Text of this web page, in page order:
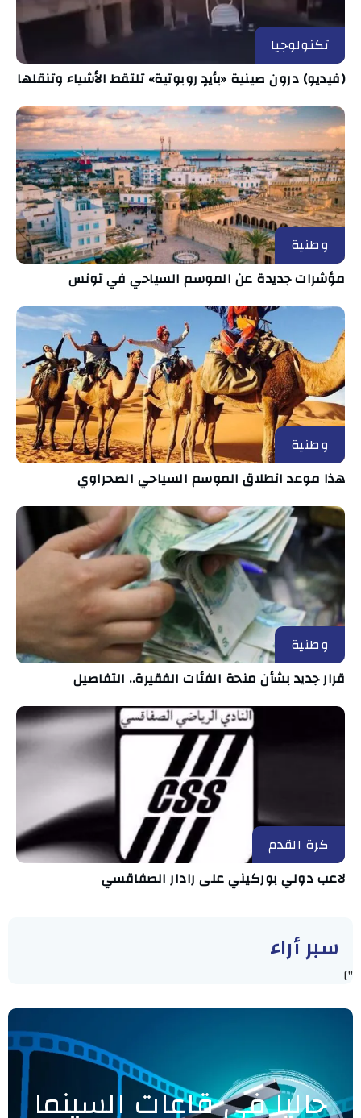
تكنولوجيا
(فيديو) درون صينية «بأيدٍ روبوتية» تلتقط الأشياء وتنقلها
وطنية
مؤشرات جديدة عن الموسم السياحي في تونس
وطنية
هذا موعد انطلاق الموسم السياحي الصحراوي
وطنية
قرار جديد بشأن منحة الفئات الفقيرة.. التفاصيل
كرة القدم
لاعب دولي بوركيني على رادار الصفاقسي
سبر أراء
"]
حاليا في قاعات السينما